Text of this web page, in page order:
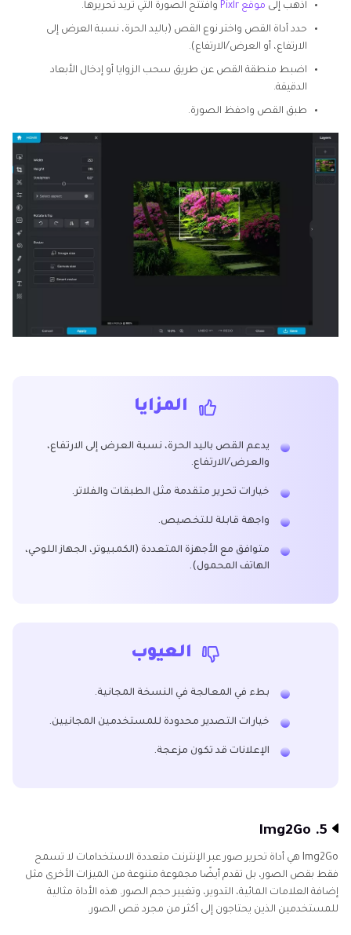
اذهب إلى موقع Pixlr وافتتح الصورة التي تريد تحريرها.
حدد أداة القص واختر نوع القص (باليد الحرة، نسبة العرض إلى
الارتفاع، أو العرض/الارتفاع).
اضبط منطقة القص عن طريق سحب الزوايا أو إدخال الأبعاد
الدقيقة.
طبق القص واحفظ الصورة.
المزايا
يدعم القص باليد الحرة، نسبة العرض إلى الارتفاع،
والعرض/الارتفاع.
خيارات تحرير متقدمة مثل الطبقات والفلاتر.
واجهة قابلة للتخصيص.
متوافق مع الأجهزة المتعددة (الكمبيوتر، الجهاز اللوحي،
الهاتف المحمول).
العيوب
بطء في المعالجة في النسخة المجانية.
خيارات التصدير محدودة للمستخدمين المجانيين.
الإعلانات قد تكون مزعجة.
5. Img2Go
Img2Go هي أداة تحرير صور عبر الإنترنت متعددة الاستخدامات لا تسمح
فقط بقص الصور، بل تقدم أيضًا مجموعة متنوعة من الميزات الأخرى مثل
إضافة العلامات المائية، التدوير، وتغيير حجم الصور. هذه الأداة مثالية
للمستخدمين الذين يحتاجون إلى أكثر من مجرد قص الصور.